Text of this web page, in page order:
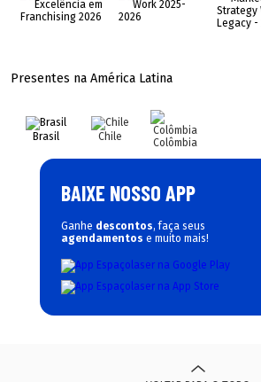
Presentes na América Latina
Brasil Chile Colômbia
BAIXE NOSSO APP
Ganhe descontos, faça seus
agendamentos e muito mais!